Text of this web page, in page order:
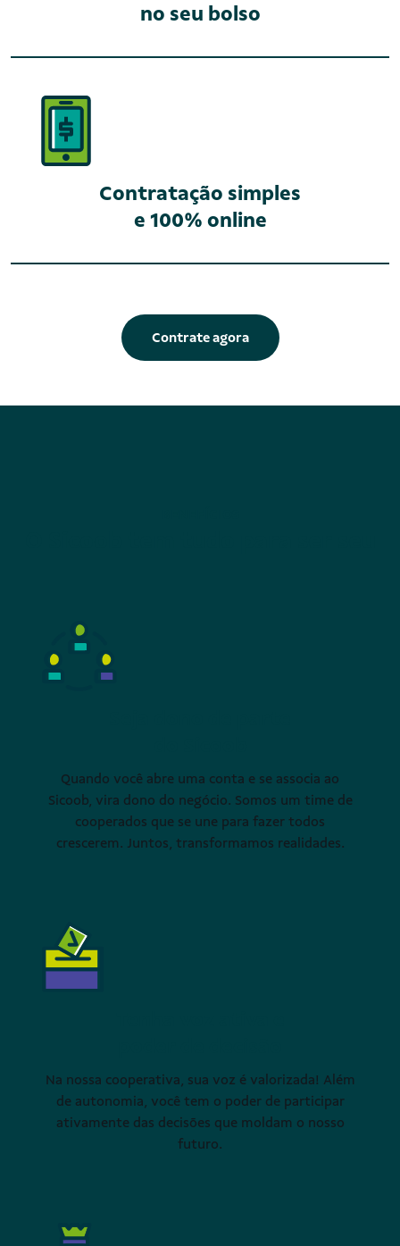
no seu bolso
Contratação simples
e 100% online
Contrate agora
Quando você abre uma conta e se associa ao
Sicoob, vira dono do negócio. Somos um time de
cooperados que se une para fazer todos
crescerem. Juntos, transformamos realidades.
Na nossa cooperativa, sua voz é valorizada! Além
de autonomia, você tem o poder de participar
ativamente das decisões que moldam o nosso
futuro.